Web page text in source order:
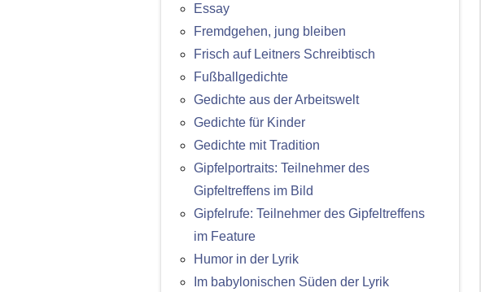
Essay
Fremdgehen, jung bleiben
Frisch auf Leitners Schreibtisch
Fußballgedichte
Gedichte aus der Arbeitswelt
Gedichte für Kinder
Gedichte mit Tradition
Gipfelportraits: Teilnehmer des
Gipfeltreffens im Bild
Gipfelrufe: Teilnehmer des Gipfeltreffens
im Feature
Humor in der Lyrik
Im babylonischen Süden der Lyrik